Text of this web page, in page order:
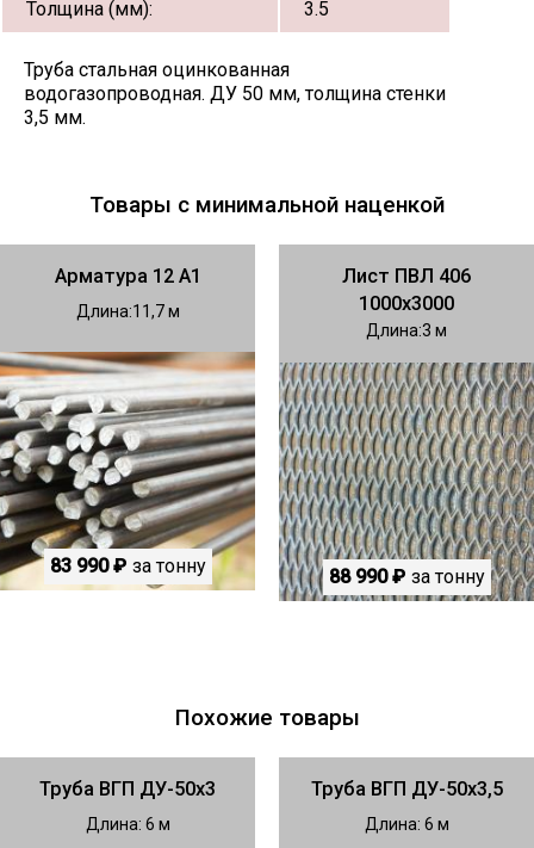
Толщина (мм): 3.5
Труба стальная оцинкованная
водогазопроводная. ДУ 50 мм, толщина стенки
3,5 мм.
Товары с минимальной наценкой
Арматура 12 А1
Длина 11,7
83 990 ₽ за тонну
Лист ПВЛ 406
1000х3000
Длина 3
88 990 ₽ за тонну
Похожие товары
Труба ВГП ДУ-50х3
Длина: 6 м
Труба ВГП ДУ-50х3,5
Длина: 6 м